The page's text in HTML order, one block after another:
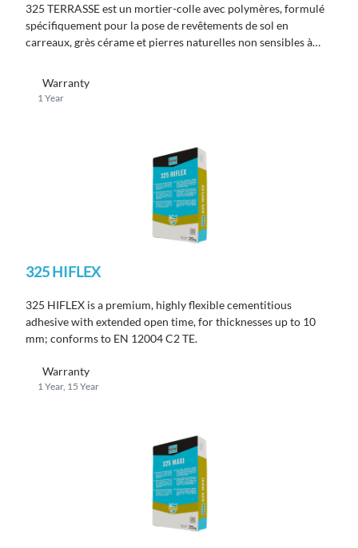
325 TERRASSE est un mortier-colle avec polymères, formulé
spécifiquement pour la pose de revêtements desol en
carreaux, grès cérame et pierres naturelles non sensibles à
Warranty
1 Year
325 HIFLEX
325 HIFLEX is a premium, highly flexible cementitious
adhesive with extended open time, for thicknesses up to 10
mm; conforms to EN 12004 C2 TE.
Warranty
1 Year, 15 Year